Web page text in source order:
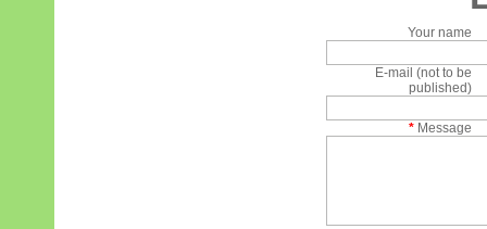
Your name
E-mail (not to be
published)
* Message